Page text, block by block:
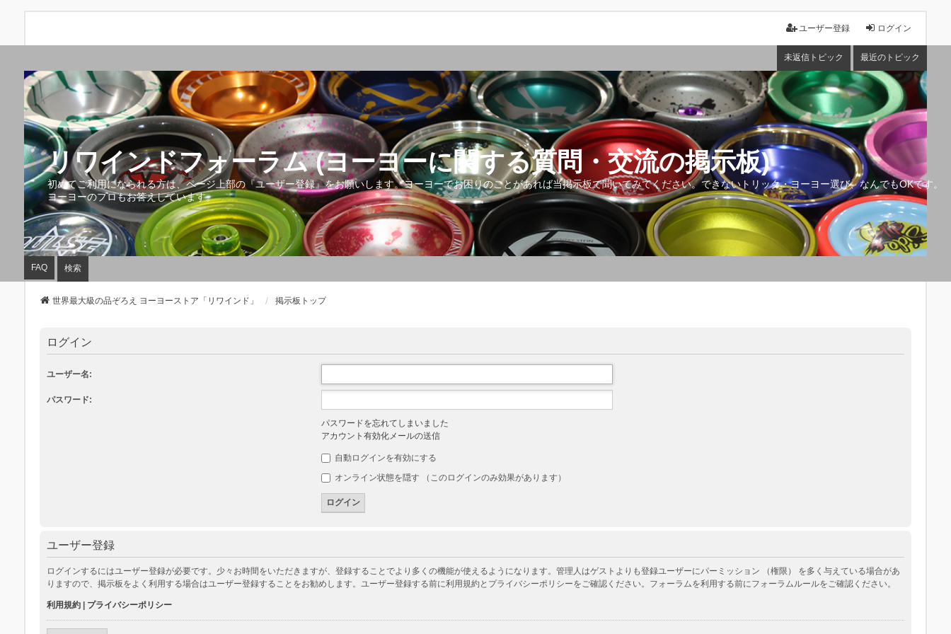
ログイン
ユーザー登録
未返信トピック 最近のトピック
リワインドフォーラム (ヨーヨーに関する質問・交流の掲示板)
初めてご利用になられる方は、ページ上部の『ユーザー登録』をお願いします。ヨーヨーでお困りのことがあれば当掲示板で聞いてみてください。できないトリック・ヨーヨー選び、なんでもOKです。
ヨーヨーのプロもお答えしています。
FAQ 検索
世界最大級の品ぞろえ ヨーヨーストア「リワインド」 掲示板トップ
ログイン
ユーザー名:
パスワード:
パスワードを忘れてしまいました
アカウント有効化メールの送信
自動ログインを有効にする
オンライン状態を隠す （このログインのみ効果があります）
ユーザー登録
ログインするにはユーザー登録が必要です。少々お時間をいただきますが、登録することでより多くの機能が使えるようになります。管理人はゲストよりも登録ユーザーにパーミッション （権限） を多く与えている場合があ
りますので、掲示板をよく利用する場合はユーザー登録することをお勧めします。ユーザー登録する前に利用規約とプライバシーポリシーをご確認ください。フォーラムを利用する前にフォーラムルールをご確認ください。
利用規約| プライバシーポリシー